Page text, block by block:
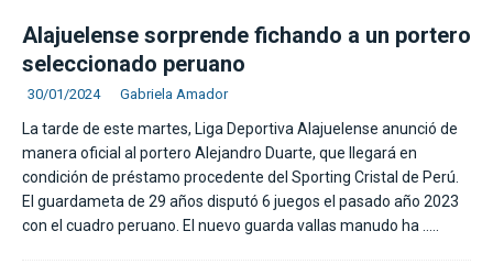
Alajuelense sorprende fichando a un portero
seleccionado peruano
30/01/2024 Gabriela Amador
La tarde de este martes, Liga Deportiva Alajuelense anunció de
manera oficial al portero Alejandro Duarte, que llegará en
condición de préstamo procedente del Sporting Cristal de Perú.
El guardameta de 29 años disputó 6 juegos el pasado año 2023
con el cuadro peruano. El nuevo guarda vallas manudo ha